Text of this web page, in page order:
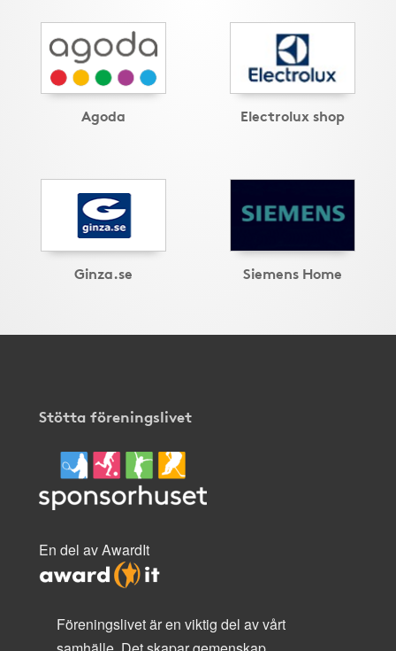
Agoda Electrolux shop
Ginza.se Siemens Home
Stötta föreningslivet
En del av AwardIt
Föreningslivet är en viktig del av vårt